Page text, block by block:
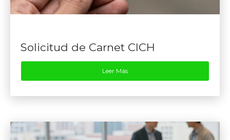
Solicitud de Carnet CICH
Leer Más